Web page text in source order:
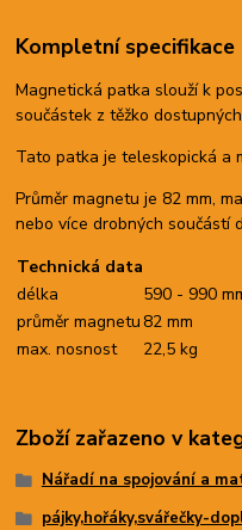
Kompletní specifikace
Magnetická patka slouží k
součástek z těžko
Tato patka je teleskopická a
Průměr magnetu je 82 mm,
nebo více drobných součástí
Technická data
délka
590 - 990
průměr magnetu 82 mm
max. nosnost
22,5 kg
Zboží zařazeno v
Nářadí na spojování a
pájky,hořáky,svářečky-